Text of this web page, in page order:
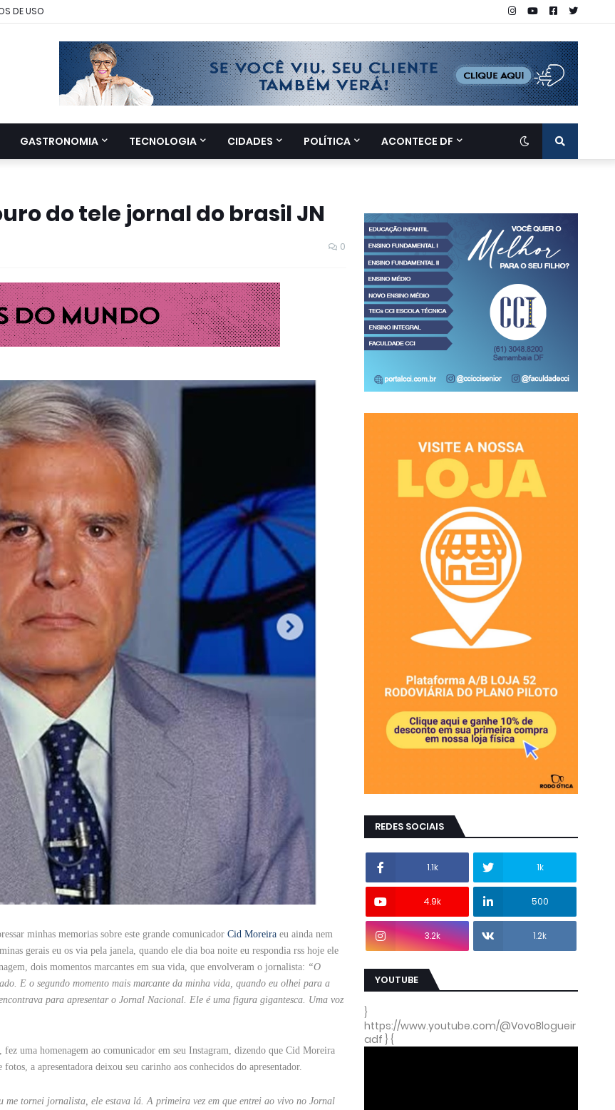
DE USO
GASTRONOMIA TECNOLOGIA CIDADES POLÍTICA ACONTECE DF
do tele jornal do brasil JN
0
minhas memorias sobre este grande comunicador Cid Moreira eu ainda nem
gerais eu os via pela janela, quando ele dia boa noite eu respondia rss hoje ele
dois momentos marcantes em sua vida, que envolveram o jornalista: “O
E o segundo momento mais marcante da minha vida, quando eu olhei para a
para apresentar o Jornal Nacional. Ele é uma figura gigantesca. Uma voz
uma homenagem ao comunicador em seu Instagram, dizendo que Cid Moreira
a apresentadora deixou seu carinho aos conhecidos do apresentador.
tornei jornalista, ele estava lá. A primeira vez em que entrei ao vivo no Jornal
REDES SOCIAIS
1.1k 1k
4.9k 500
3.2k 1.2k
YOUTUBE
}
https://www.youtube.com/@VovoBlogueir
adf } {